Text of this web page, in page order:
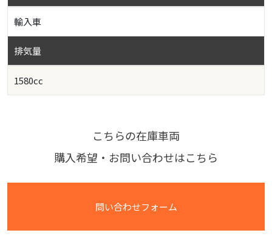
輸入車
排気量
1580cc
こちらの在庫車両
購入希望・お問い合わせはこちら
問い合わせフォーム